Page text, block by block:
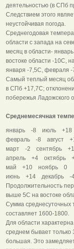
деятельностью (в СПб
Следствием этого
неустойчивая погода.
Среднегодовая
области с запада на
месяц в области-
востоке области -10С,
января -7,5С, февраля
Самый теплый месяц
в СПб +17,7С;
побережья Ладожского
Среднемесячная
январь -8 июль +18
февраль -8 август
март -2 сентябрь
апрель +4 октябрь
май +10 ноябрь 0
июнь +14 декабрь -
Продолжительность
выше 5С на востоке
Сумма среднесуточных
составляет 1600-1800.
Для области
среднем бывает только
большая. Это